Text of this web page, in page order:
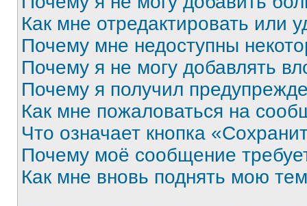
Как мне отредактировать или
Почему мне недоступны
Почему я не могу добавлять
Почему я получил
Как мне пожаловаться на
Что означает кнопка
Почему моё сообщение
Как мне вновь поднять мою